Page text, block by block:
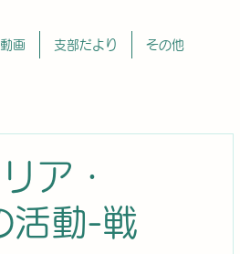
画 支部だより その他
ア・
活動-戦